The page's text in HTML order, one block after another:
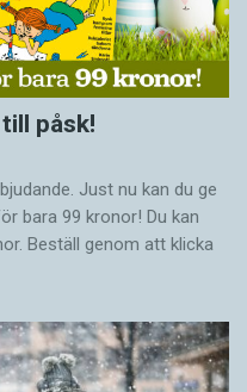
påsk!
Just nu kan du ge
bara 99 kronor! Du kan
Beställ genom att klicka